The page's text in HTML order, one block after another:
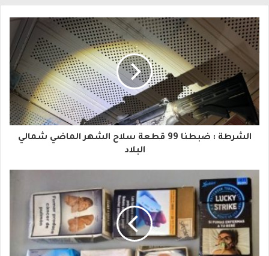
ب
ر
ي
د
ك
ا
إ
الشرطة : ضبطنا 99 قطعة سلاح الشهر الماضي شمالي
البلاد